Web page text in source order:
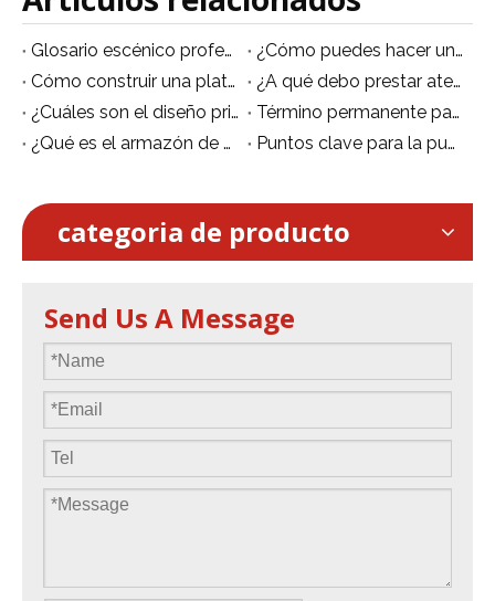
Glosario escénico profesional que el equipo de escenario chino debe saber
¿Cómo puedes hacer un escenario de baile sobre la piscina?
Cómo construir una plataforma escénica
¿A qué debo prestar atención al montar un escenario de concierto?
¿Cuáles son el diseño principal de la pantalla LED en el escenario?
Término permanente para luces de iluminación de escenario.
¿Qué es el armazón de escenario?
Puntos clave para la puesta en escena
categoria de producto
Send Us A Message